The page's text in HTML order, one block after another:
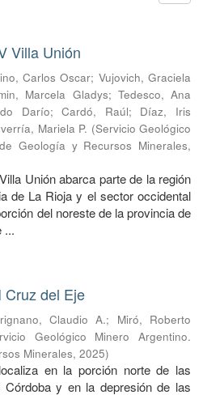
Villa Unión
Carlos Oscar; Vujovich, Graciela
Marcela Gladys; Tedesco, Ana
Darío;Cardó, Raúl; Díaz, Iris
Mariela P. (Servicio Geológico
Geología y Recursos Minerales,
Unión abarca parte de la región
de La Rioja y el sector occidental
del noreste de la provincia de
...
Cruz del Eje
Claudio A.; Miró, Roberto
Geológico Minero Argentino.
Minerales, 2025)
en la porción norte de las
y en la depresión de las